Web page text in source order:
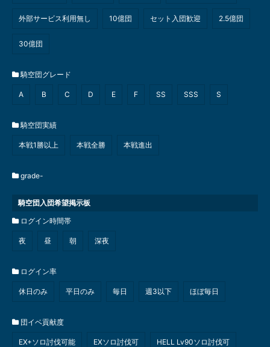
外部サービス利用無し 10億団 セット入団歓迎 2.5億団
30億団
騎空団グレード
A B C D E F SS SSS S
騎空団実績
本戦1勝以上 本戦全勝 本戦進出
grade-
騎空団入団希望掲示板
ログイン時間帯
夜 昼 朝 深夜
ログイン率
休日のみ 平日のみ 毎日 週3以下 ほぼ毎日
団イベ貢献度
EX+ソロ討伐可能 EXソロ討伐可 HELL Lv90ソロ討伐可